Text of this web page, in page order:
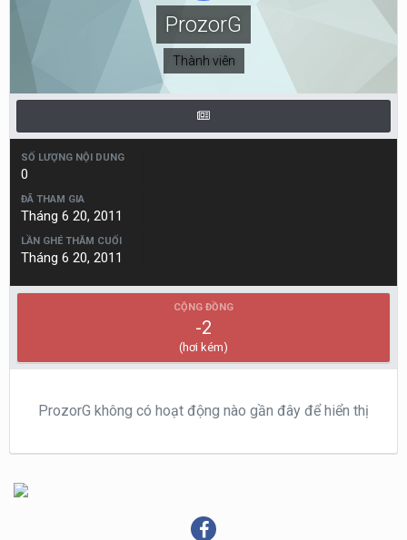
ProzorG
Thành viên
SỐ LƯỢNG NỘI DUNG
0
ĐÃ THAM GIA
Tháng 6 20, 2011
LẦN GHÉ THĂM CUỐI
Tháng 6 20, 2011
CỘNG ĐỒNG
-2
(hơi kém)
ProzorG không có hoạt động nào gần đây để hiển thị